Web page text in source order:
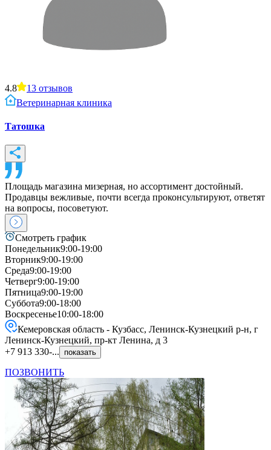
4.8 13 отзывов
Ветеринарная клиника
Татошка
Площадь магазина мизерная, но ассортимент достойный.
Продавцы вежливые, почти всегда проконсультируют, ответят
на вопросы, посоветуют.
Смотреть график
Понедельник9:00-19:00
Вторник9:00-19:00
Среда9:00-19:00
Четверг9:00-19:00
Пятница9:00-19:00
Суббота9:00-18:00
Воскресенье10:00-18:00
Кемеровская область - Кузбасс, Ленинск-Кузнецкий р-н, г
Ленинск-Кузнецкий, пр-кт Ленина, д 3
+7 913 330-...
показать
ПОЗВОНИТЬ